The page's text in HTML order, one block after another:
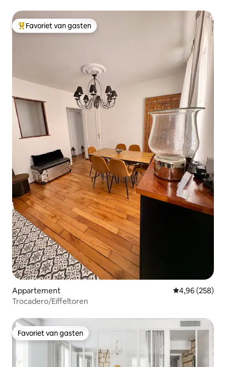
Topfavoriet van gasten
Favoriet van gasten
Appartement Gemiddelde
4,96 (258)
Trocadero/Eiffeltoren
Favoriet van gasten
Favoriet van gasten